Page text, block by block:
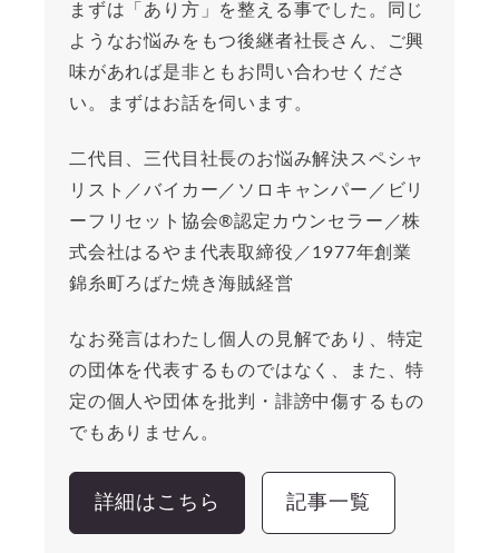
まずは「あり方」を整える事でした。同じ
ようなお悩みをもつ後継者社長さん、ご興
味があれば是非ともお問い合わせくださ
い。まずはお話を伺います。
二代目、三代目社長のお悩み解決スペシャ
リスト／バイカー／ソロキャンパー／ビリ
ーフリセット協会®︎認定カウンセラー／株
式会社はるやま代表取締役／1977年創業
錦糸町ろばた焼き海賊経営
なお発言はわたし個人の見解であり、特定
の団体を代表するものではなく、また、特
定の個人や団体を批判・誹謗中傷するもの
でもありません。
詳細はこちら 記事一覧